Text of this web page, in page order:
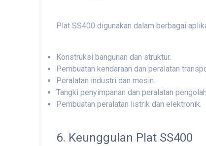
Plat SS400 digunakan dalam berbagai
Konstruksi bangunan dan struktur.
Pembuatan kendaraan dan peralatan
Peralatan industri dan mesin.
Tangki penyimpanan dan peralatan
Pembuatan peralatan listrik dan elektronik.
6. Keunggulan Plat SS400